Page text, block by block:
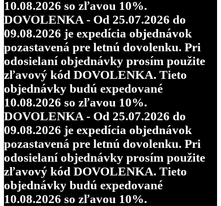
10.08.2026 so zľavou 10%.
DOVOLENKA - Od 25.07.2026 do
09.08.2026 je expedícia objednávok
pozastavená pre letnú dovolenku. Pri
odosielaní objednávky prosím použite
zľavový kód DOVOLENKA. Tieto
objednávky budú expedované
10.08.2026 so zľavou 10%.
DOVOLENKA - Od 25.07.2026 do
09.08.2026 je expedícia objednávok
pozastavená pre letnú dovolenku. Pri
odosielaní objednávky prosím použite
zľavový kód DOVOLENKA. Tieto
objednávky budú expedované
10.08.2026 so zľavou 10%.